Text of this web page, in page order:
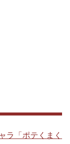
ラ「ポテくまく